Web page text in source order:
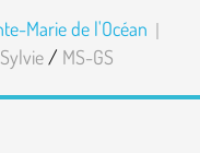
Marie de l'Océan
/ MS-GS